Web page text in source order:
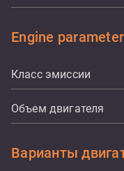
Engine
Класс эмиссии
Объем двигателя
Варианты